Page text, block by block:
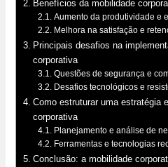
Benefícios da mobilidade
Aumento da produtividade e
Melhora na satisfação e
Principais desafios na
corporativa
Questões de segurança e
Desafios tecnológicos e
Como estruturar uma estratégia
corporativa
Planejamento e análise de
Ferramentas e tecnologias
Conclusão: a mobilidade